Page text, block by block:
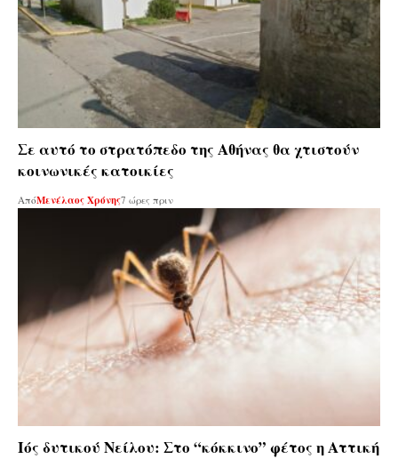
Σε αυτό το στρατόπεδο της Αθήνας θα χτιστούν
κοινωνικές κατοικίες
ΑπόΜενέλαος Χρόνης7 ώρες πριν
Ιός δυτικού Νείλου: Στο “κόκκινο” φέτος η Αττική